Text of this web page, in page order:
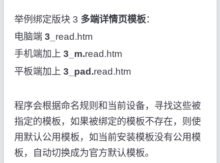
举例绑定版块 3 多端详情页模板：
电脑端 3_ read.htm
手机端加上 3_m.read.htm
平板端加上 3_pad.read.htm
程序会根据命名规则和当前设备，寻找这些被
指定的模板，如果被绑定的模板不存在，则使
用默认公用模板，如当前安装模板没有公用模
板，自动切换成为官方默认模板。